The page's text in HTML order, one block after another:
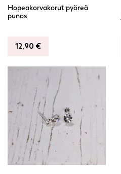
Hopeakorvakorut pyöreä
punos
12,90 €